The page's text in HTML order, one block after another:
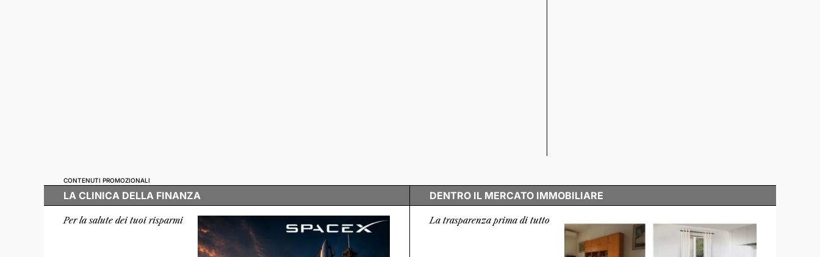
CONTENUTI PROMOZIONALI
LA CLINICA DELLA FINANZA
Per la salute dei tuoi risparmi
DENTRO IL MERCATO IMMOBILIARE
La trasparenza prima di tutto